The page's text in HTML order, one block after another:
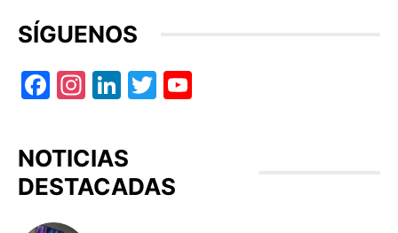
SÍGUENOS
Facebook
Instagram
LinkedIn
Twitter
NOTICIAS
DESTACADAS